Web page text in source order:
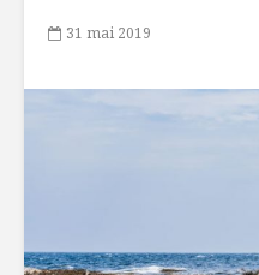
31 mai 2019